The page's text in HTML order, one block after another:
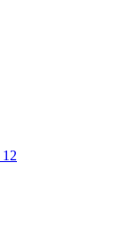
12